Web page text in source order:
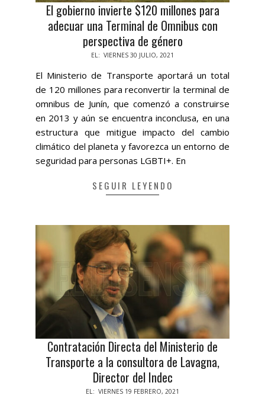
El gobierno invierte $120 millones para
adecuar una Terminal de Omnibus con
perspectiva de género
EL: VIERNES 30 JULIO, 2021
El Ministerio de Transporte aportará un total
de 120 millones para reconvertir la terminal de
omnibus de Junín, que comenzó a construirse
en 2013 y aún se encuentra inconclusa, en una
estructura que mitigue impacto del cambio
climático del planeta y favorezca un entorno de
seguridad para personas LGBTI+. En
SEGUIR LEYENDO
Contratación Directa del Ministerio de
Transporte a la consultora de Lavagna,
Director del Indec
EL: VIERNES 19 FEBRERO, 2021